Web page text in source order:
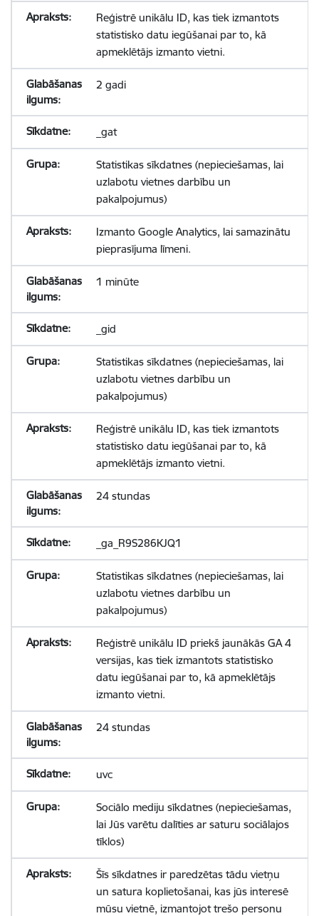
Reģistrē unikālu ID, kas tiek izmantots
statistisko datu iegūšanai par to, kā
apmeklētājs izmanto vietni.
2 gadi
_gat
Statistikas sīkdatnes (nepieciešamas, lai
uzlabotu vietnes darbību un
pakalpojumus)
Izmanto Google Analytics, lai samazinātu
pieprasījuma līmeni.
1 minūte
_gid
Statistikas sīkdatnes (nepieciešamas, lai
uzlabotu vietnes darbību un
pakalpojumus)
Reģistrē unikālu ID, kas tiek izmantots
statistisko datu iegūšanai par to, kā
apmeklētājs izmanto vietni.
24 stundas
_ga_R9S286KJQ1
Statistikas sīkdatnes (nepieciešamas, lai
uzlabotu vietnes darbību un
pakalpojumus)
Reģistrē unikālu ID priekš jaunākās GA 4
versijas, kas tiek izmantots statistisko
datu iegūšanai par to, kā apmeklētājs
izmanto vietni.
24 stundas
uvc
Sociālo mediju sīkdatnes (nepieciešamas,
lai Jūs varētu dalīties ar saturu sociālajos
tīklos)
Šīs sīkdatnes ir paredzētas tādu vietņu
un satura koplietošanai, kas jūs interesē
mūsu vietnē, izmantojot trešo personu